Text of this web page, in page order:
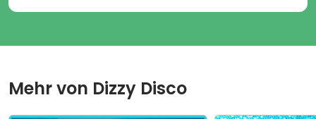
Mehr von Dizzy Disco